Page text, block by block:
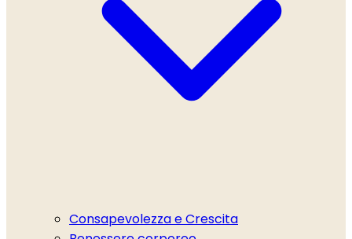
Consapevolezza e Crescita